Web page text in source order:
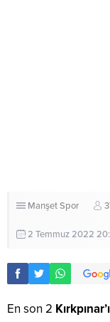
ManşetSpor
2 Temmuz 2022
En son 2 Kırkpınar’ı